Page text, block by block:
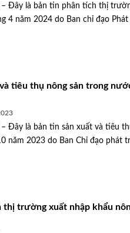
Đây là bản tin phân tích thị
4 năm 2024 do Ban chỉ đạo
tiêu thụ nông sản trong
Đây là bản tin sản xuất và tiêu
năm 2023 do Ban Chỉ đạo phát
thị trường xuất nhập khẩu
Đảm bảo tăng